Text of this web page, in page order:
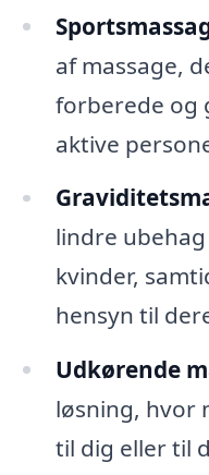
af massage,
forberede og
aktive
lindre
kvinder,
hensyn til
Udkørende
løsning, hvor
til dig eller til